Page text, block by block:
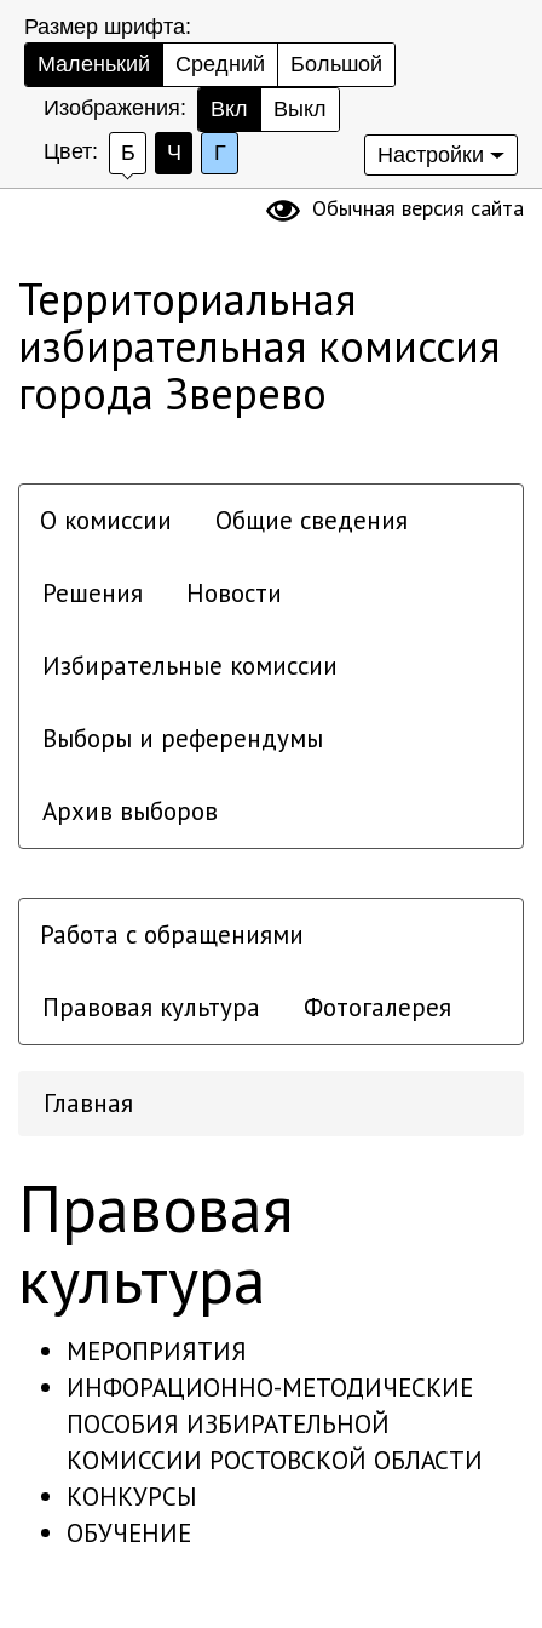
Размер шрифта:
Маленький
Средний
Большой
Изображения:
Вкл
Выкл
Цвет:
Б Ч Г Настройки
Обычная версия сайта
Территориальная
избирательная комиссия
города Зверево
О комиссии Общие сведения
Решения Новости
Избирательные комиссии
Выборы и референдумы
Архив выборов
Работа с обращениями
Правовая культура Фотогалерея
Главная
Правовая
культура
МЕРОПРИЯТИЯ
ИНФОРАЦИОННО-МЕТОДИЧЕСКИЕ
ПОСОБИЯ ИЗБИРАТЕЛЬНОЙ
КОМИССИИ РОСТОВСКОЙ ОБЛАСТИ
КОНКУРСЫ
ОБУЧЕНИЕ